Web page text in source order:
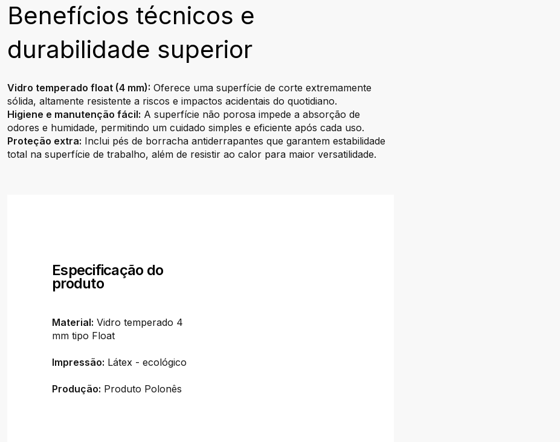
Benefícios técnicos e
durabilidade superior
Vidro temperado float (4 mm): Oferece uma superfície de corte extremamente
sólida, altamente resistente a riscos e impactos acidentais do quotidiano.
Higiene e manutenção fácil: A superfície não porosa impede a absorção de
odores e humidade, permitindo um cuidado simples e eficiente após cada uso.
Proteção extra: Inclui pés de borracha antiderrapantes que garantem estabilidade
total na superfície de trabalho, além de resistir ao calor para maior versatilidade.
Especificação do
produto
Material: Vidro temperado 4
mm tipo Float
Impressão: Látex - ecológico
Produção: Produto Polonês